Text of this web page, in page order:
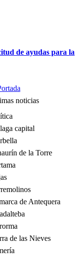
de ayudas para la
noticias
capital
de la Torre
de Antequera
de las Nieves